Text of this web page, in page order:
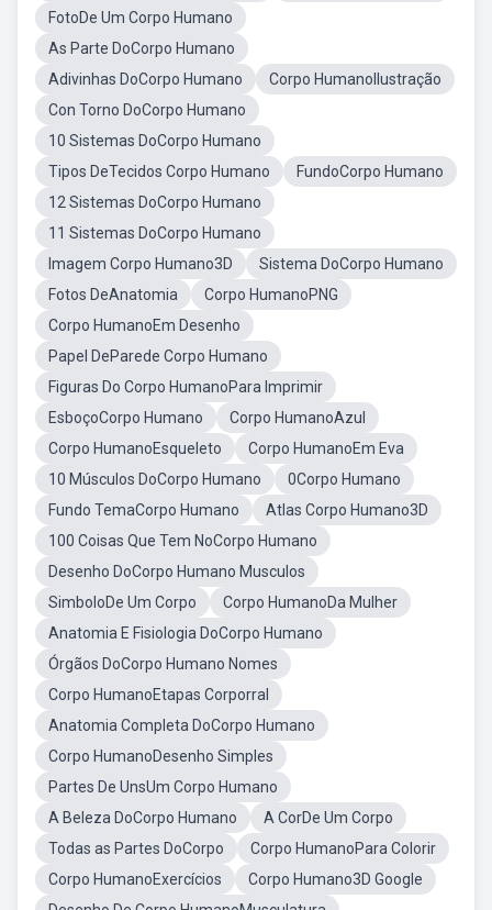
FotoDe Um Corpo Humano
As Parte DoCorpo Humano
Adivinhas DoCorpo Humano
Corpo HumanoIlustração
Con Torno DoCorpo Humano
10 Sistemas DoCorpo Humano
Tipos DeTecidos Corpo Humano
FundoCorpo Humano
12 Sistemas DoCorpo Humano
11 Sistemas DoCorpo Humano
Imagem Corpo Humano3D
Sistema DoCorpo Humano
Fotos DeAnatomia
Corpo HumanoPNG
Corpo HumanoEm Desenho
Papel DeParede Corpo Humano
Figuras Do Corpo HumanoPara Imprimir
EsboçoCorpo Humano
Corpo HumanoAzul
Corpo HumanoEsqueleto
Corpo HumanoEm Eva
10 Músculos DoCorpo Humano
0Corpo Humano
Fundo TemaCorpo Humano
Atlas Corpo Humano3D
100 Coisas Que Tem NoCorpo Humano
Desenho DoCorpo Humano Musculos
SimboloDe Um Corpo
Corpo HumanoDa Mulher
Anatomia E Fisiologia DoCorpo Humano
Órgãos DoCorpo Humano Nomes
Corpo HumanoEtapas Corporral
Anatomia Completa DoCorpo Humano
Corpo HumanoDesenho Simples
Partes De UnsUm Corpo Humano
A Beleza DoCorpo Humano
A CorDe Um Corpo
Todas as Partes DoCorpo
Corpo HumanoPara Colorir
Corpo HumanoExercícios
Corpo Humano3D Google